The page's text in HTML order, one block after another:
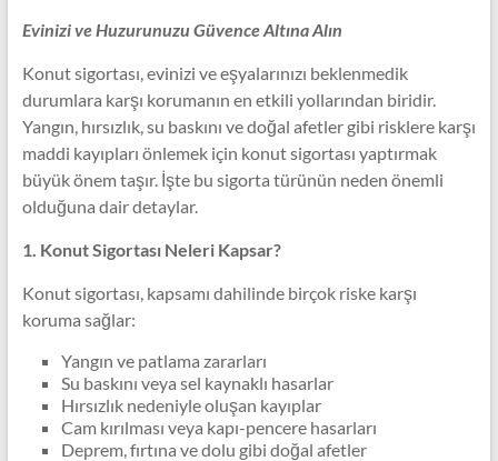
İyi
Fiyatlar,
Eksiksiz
Koruma
Evinizi ve Huzurunuzu Güvence Altına Alın
Konut sigortası, evinizi ve eşyalarınızı beklenmedik
durumlara karşı korumanın en etkili yollarından biridir.
Yangın, hırsızlık, su baskını ve doğal afetler gibi risklere karşı
maddi kayıpları önlemek için konut sigortası yaptırmak
büyük önem taşır. İşte bu sigorta türünün neden önemli
olduğuna dair detaylar.
1. Konut Sigortası Neleri Kapsar?
Konut sigortası, kapsamı dahilinde birçok riske karşı
koruma sağlar:
Yangın ve patlama zararları
Su baskını veya sel kaynaklı hasarlar
Hırsızlık nedeniyle oluşan kayıplar
Cam kırılması veya kapı-pencere hasarları
Deprem, fırtına ve dolu gibi doğal afetler